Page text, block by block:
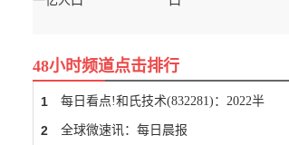
48小时频道点击排行
1 每日看点!和氏技术(832281)：2022半
2 全球微速讯：每日晨报